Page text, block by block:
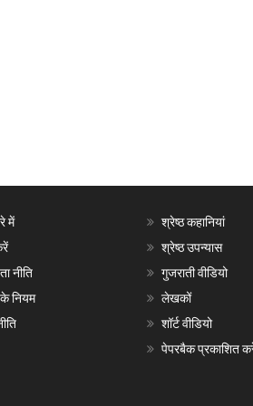
में
नीति
नियम
श्रेष्ठ कहानियां
श्रेष्ठ उपन्यास
गुजराती वीडियो
लेखकों
शॉर्ट वीडियो
पेपरबैक प्रकाशित